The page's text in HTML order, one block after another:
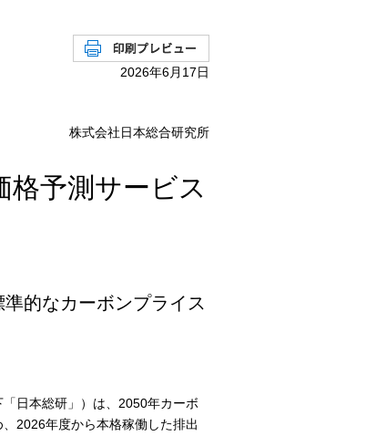
2026年6月17日
株式会社日本総合研究所
格予測サービス
的なカーボンプライス
日本総研」）は、2050年カーボ
2026年度から本格稼働した排出